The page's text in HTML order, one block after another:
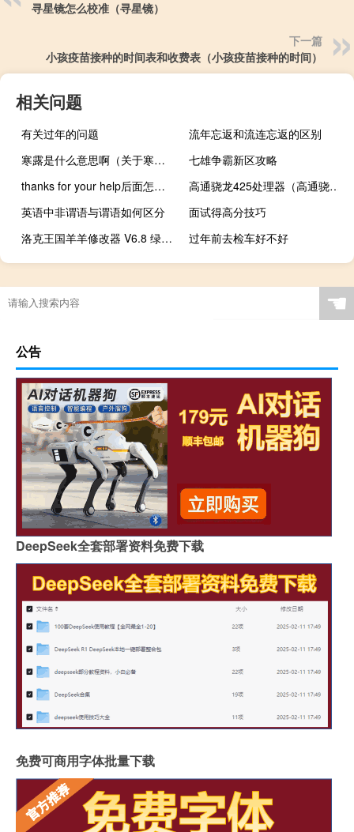
寻星镜怎么校准（寻星镜）
下一篇
小孩疫苗接种的时间表和收费表（小孩疫苗接种的时间）
相关问题
有关过年的问题
流年忘返和流连忘返的区别
寒露是什么意思啊（关于寒露是什么意思啊的介绍）
七雄争霸新区攻略
thanks for your help后面怎么回答
高通骁龙425处理器（高通骁龙425）
英语中非谓语与谓语如何区分
面试得高分技巧
洛克王国羊羊修改器 V6.8 绿色版（洛克王国羊羊修改器 V6.8 绿色版功能简介）
过年前去检车好不好
☚
公告
DeepSeek全套部署资料免费下载
免费可商用字体批量下载